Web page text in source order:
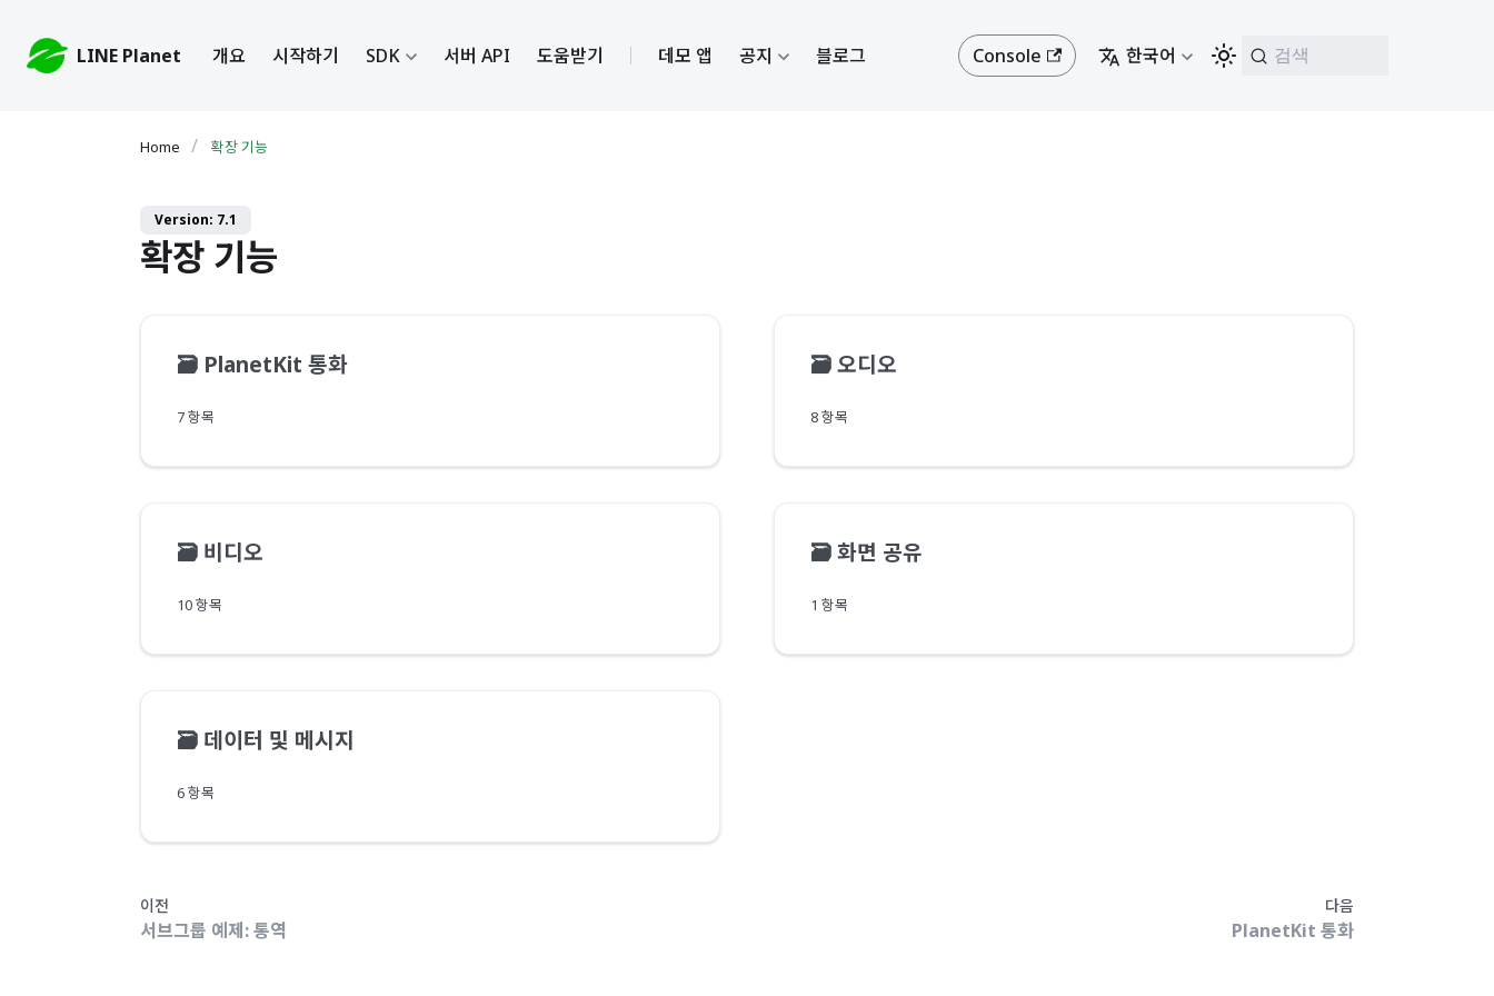
LINE Planet 개요 시작하기 SDK 서버 API 도움받기 데모 앱 공지 블로그 Console 한국어 검색
확장 기능
Version: 7.1
확장 기능
🗃️ PlanetKit 통화
7 항목
🗃️오디오
8 항목
🗃️ 비디오
10 항목
🗃️화면 공유
1 항목
🗃️ 데이터 및 메시지
6 항목
이전
서브그룹 예제: 통역
다음
PlanetKit 통화